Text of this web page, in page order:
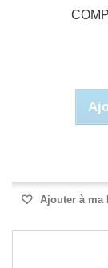
Ajouter à ma